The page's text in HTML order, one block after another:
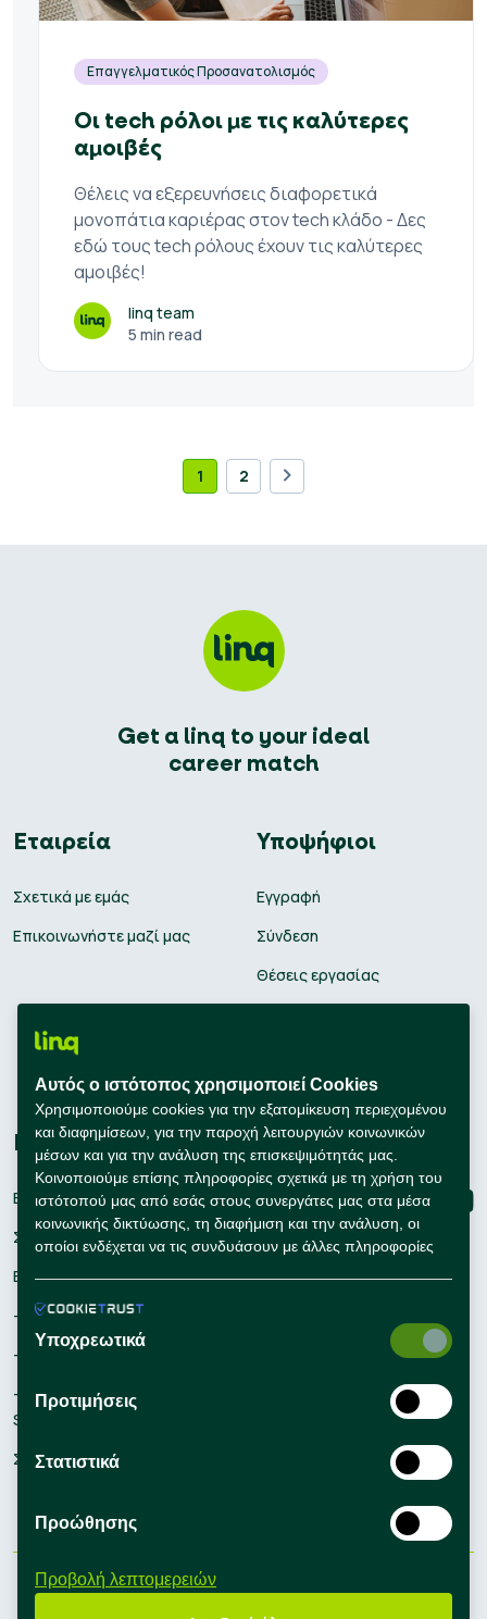
Επαγγελματικός Προσανατολισμός
Οι tech ρόλοι με τις καλύτερες
αμοιβές
Θέλεις να εξερευνήσεις διαφορετικά
μονοπάτια καριέρας στον tech κλάδο - Δες
εδώ τους tech ρόλους έχουν τις καλύτερες
αμοιβές!
linq team
5 min read
1 2
Get a linq to your ideal
career match
Εταιρεία
Σχετικά με εμάς
Επικοινωνήστε μαζί μας
Υποψήφιοι
Εγγραφή
Σύνδεση
Θέσεις εργασίας
Συμβουλές Καριέρας
Εταιρείες
Εγγραφή
Σύνδεση
Εργαλεία Προσλήψεων
– Self Service Hiring Solutions
– Talent Hiring Solutions
– Employer Branding
Solutions
Συμβουλές Προσλήψεων
Connect with us
Όροι Χρήσης
Αυτός ο ιστότοπος χρησιμοποιεί Cookies
Χρησιμοποιούμε cookies για την εξατομίκευση περιεχομένου
και διαφημίσεων, για την παροχή λειτουργιών κοινωνικών
μέσων και για την ανάλυση της επισκεψιμότητάς μας.
Κοινοποιούμε επίσης πληροφορίες σχετικά με τη χρήση του
ιστότοπού μας από εσάς στους συνεργάτες μας στα μέσα
κοινωνικής δικτύωσης, τη διαφήμιση και την ανάλυση, οι
οποίοι ενδέχεται να τις συνδυάσουν με άλλες πληροφορίες
Υποχρεωτικά
Προτιμήσεις
Στατιστικά
Προώθησης
Προβολή λεπτομερειών